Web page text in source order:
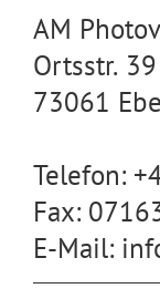
AM
Ortsstr. 39
73061
Telefon:
Fax:
E-Mail: